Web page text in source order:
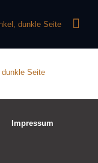
Impressum